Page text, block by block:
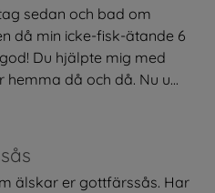
sedan och bad om
då min icke-fisk-ätande 6
Du hjälpte mig med
då och då. Nu u...
älskar er gottfärssås. Har